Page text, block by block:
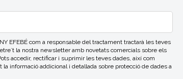
EFEBÉ com a responsable del tractament tractarà les teves
la nostra newsletter amb novetats comercials sobre els
accedir, rectificar i suprimir les teves dades, així com
informació addicional i detallada sobre protecció de dades a